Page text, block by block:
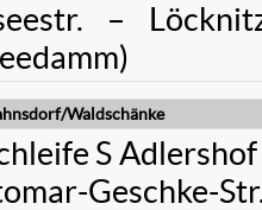
–
Waldschänke
S